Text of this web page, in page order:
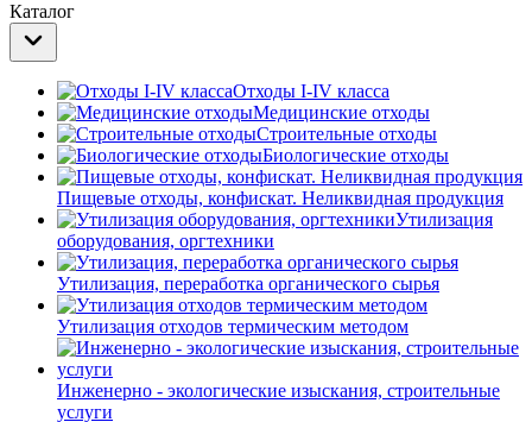
Каталог
Отходы I-IV класса
Медицинские отходы
Строительные отходы
Биологические отходы
Пищевые отходы, конфискат. Неликвидная продукция
Утилизация
оборудования, оргтехники
Утилизация, переработка органического сырья
Утилизация отходов термическим методом
Инженерно - экологические изыскания, строительные
услуги